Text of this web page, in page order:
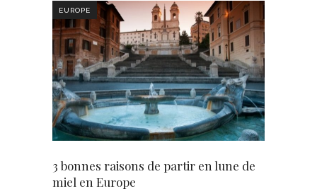
EUROPE
3 bonnes raisons de partir en lune de
miel en Europe